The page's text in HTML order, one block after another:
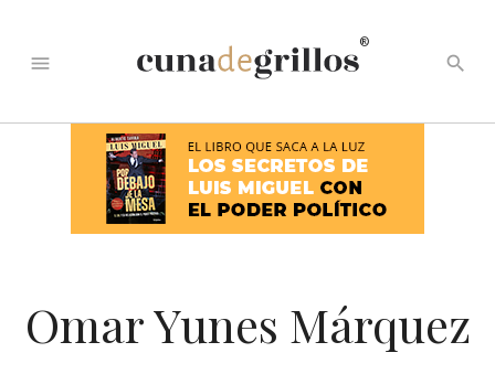
menu
®
search
Omar Yunes Márquez